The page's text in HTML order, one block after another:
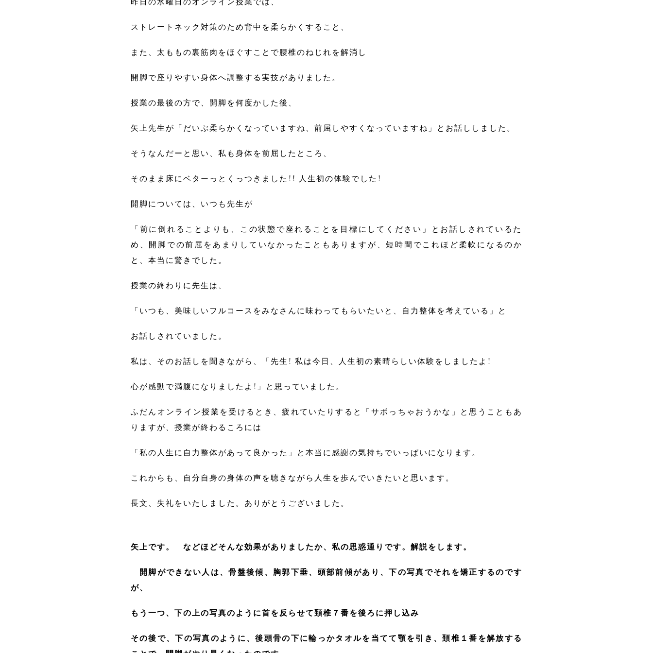
ストレートネック対策のため背中を柔らかくすること、
また、太ももの裏筋肉をほぐすことで腰椎のねじれを解消し
開脚で座りやすい身体へ調整する実技がありました。
授業の最後の方で、開脚を何度かした後、
矢上先生が「だいぶ柔らかくなっていますね、前屈しやすくなっていますね」とお話ししました。
そうなんだーと思い、私も身体を前屈したところ、
そのまま床にベターっとくっつきました!! 人生初の体験でした!
開脚については、いつも先生が
「前に倒れることよりも、この状態で座れることを目標にしてください」とお話しされているた
め、開脚での前屈をあまりしていなかったこともありますが、短時間でこれほど柔軟になるのか
と、本当に驚きでした。
授業の終わりに先生は、
「いつも、美味しいフルコースをみなさんに味わってもらいたいと、自力整体を考えている」と
お話しされていました。
私は、そのお話しを聞きながら、「先生! 私は今日、人生初の素晴らしい体験をしましたよ!
心が感動で満腹になりましたよ!」と思っていました。
ふだんオンライン授業を受けるとき、疲れていたりすると「サボっちゃおうかな」と思うこともあ
りますが、授業が終わるころには
「私の人生に自力整体があって良かった」と本当に感謝の気持ちでいっぱいになります。
これからも、自分自身の身体の声を聴きながら人生を歩んでいきたいと思います。
長文、失礼をいたしました。ありがとうございました。
矢上です。 などほどそんな効果がありましたか、私の思惑通りです。解説をします。
開脚ができない人は、骨盤後傾、胸郭下垂、頭部前傾があり、下の写真でそれを矯正するのです
が、
もう一つ、下の上の写真のように首を反らせて頚椎７番を後ろに押し込み
その後で、下の写真のように、後頭骨の下に輪っかタオルを当てて顎を引き、頚椎１番を解放する